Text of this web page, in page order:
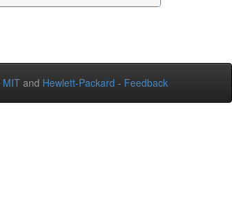
MIT and Hewlett-Packard - Feedback